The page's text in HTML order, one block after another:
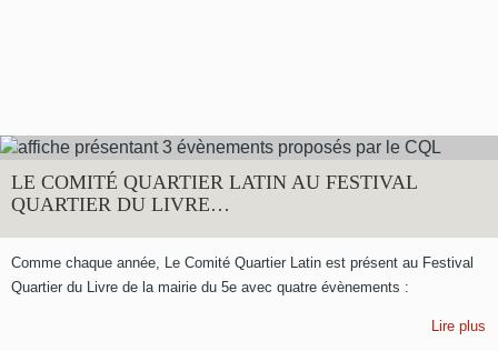
LE COMITÉ QUARTIER LATIN AU FESTIVAL
QUARTIER DU LIVRE…
Comme chaque année, Le Comité Quartier Latin est présent au Festival
Quartier du Livre de la mairie du 5e avec quatre évènements :
Lire plus